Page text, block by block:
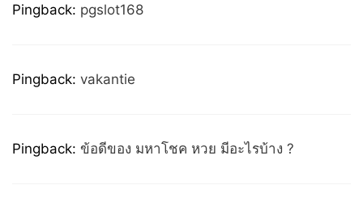
Pingback: pgslot168
Pingback: vakantie
Pingback: ข้อดีของ มหาโชค หวย มีอะไรบ้าง ?